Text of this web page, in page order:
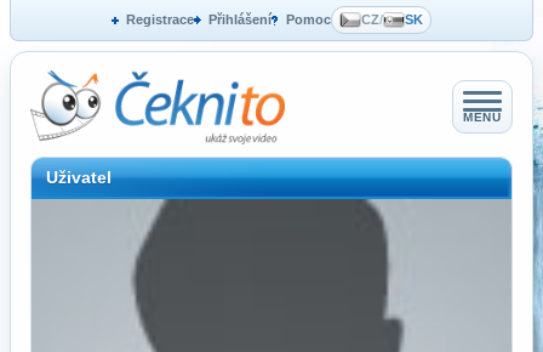
Registrace Přihlášení Pomoc CZ/ SK
MENU
Uživatel